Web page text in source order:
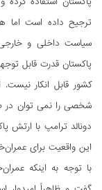
ترجیح داده است اما
سیاست داخلی و خارجی
پاکستان قدرت قابل
کشور قابل انکار نیست.
شخصی را نمی توان در
دونالد ترامپ با ارتش
این واقعیت برای